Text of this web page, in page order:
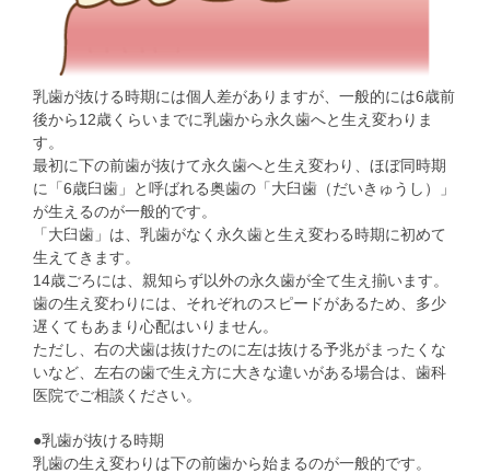
乳歯が抜ける時期には個人差がありますが、一般的には6歳前
後から12歳くらいまでに乳歯から永久歯へと生え変わりま
す。
最初に下の前歯が抜けて永久歯へと生え変わり、ほぼ同時期
に「6歳臼歯」と呼ばれる奥歯の「大臼歯（だいきゅうし）」
が生えるのが一般的です。
「大臼歯」は、乳歯がなく永久歯と生え変わる時期に初めて
生えてきます。
14歳ごろには、親知らず以外の永久歯が全て生え揃います。
歯の生え変わりには、それぞれのスピードがあるため、多少
遅くてもあまり心配はいりません。
ただし、右の犬歯は抜けたのに左は抜ける予兆がまったくな
いなど、左右の歯で生え方に大きな違いがある場合は、歯科
医院でご相談ください。
●乳歯が抜ける時期
乳歯の生え変わりは下の前歯から始まるのが一般的です。